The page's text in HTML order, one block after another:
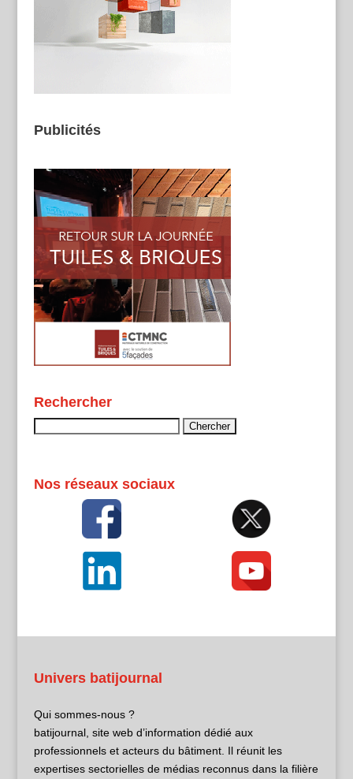
Publicités
Rechercher
Nos réseaux sociaux
Univers batijournal
Qui sommes-nous ?
batijournal, site web d’information dédié aux
professionnels et acteurs du bâtiment. Il réunit les
expertises sectorielles de médias reconnus dans la filière